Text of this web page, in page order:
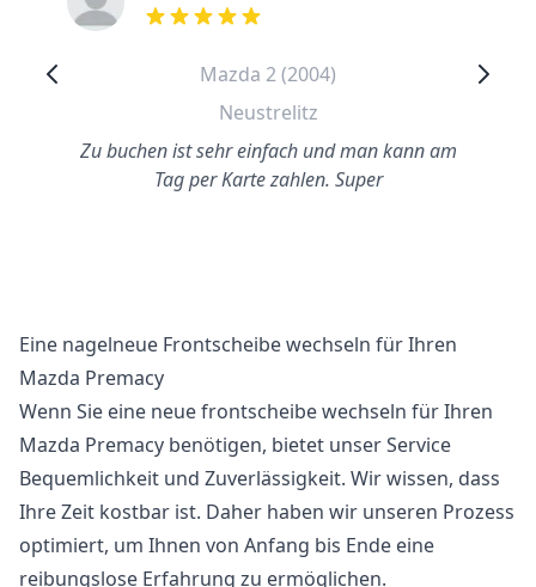
out of 5 stars
Mazda 2 (2004)
Neustrelitz
Zu buchen ist sehr einfach und man kann am
Tag per Karte zahlen. Super
Eine nagelneue Frontscheibe wechseln für Ihren
Mazda Premacy
Wenn Sie eine neue frontscheibe wechseln für Ihren
Mazda Premacy benötigen, bietet unser Service
Bequemlichkeit und Zuverlässigkeit. Wir wissen, dass
Ihre Zeit kostbar ist. Daher haben wir unseren Prozess
optimiert, um Ihnen von Anfang bis Ende eine
reibungslose Erfahrung zu ermöglichen.